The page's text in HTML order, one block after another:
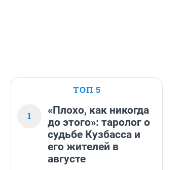
ТОП 5
1
«Плохо, как никогда
до этого»: таролог о
судьбе Кузбасса и
его жителей в
августе